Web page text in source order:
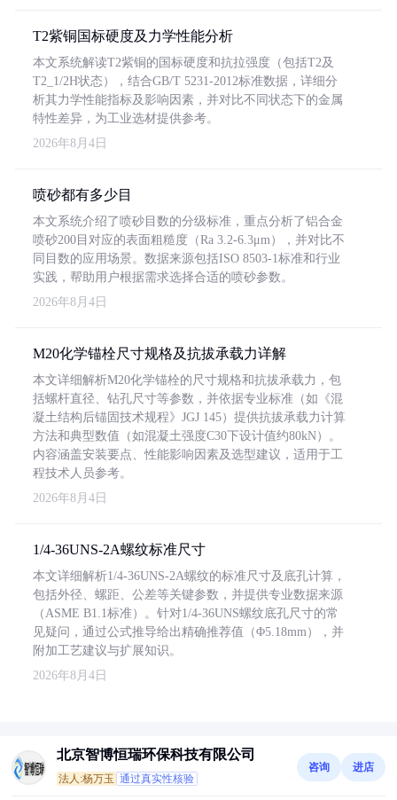
T2紫铜国标硬度及力学性能分析
本文系统解读T2紫铜的国标硬度和抗拉强度（包括T2及
T2_1/2H状态），结合GB/T 5231-2012标准数据，详细分
析其力学性能指标及影响因素，并对比不同状态下的金属
特性差异，为工业选材提供参考。
2026年8月4日
喷砂都有多少目
本文系统介绍了喷砂目数的分级标准，重点分析了铝合金
喷砂200目对应的表面粗糙度（Ra 3.2-6.3μm），并对比不
同目数的应用场景。数据来源包括ISO 8503-1标准和行业
实践，帮助用户根据需求选择合适的喷砂参数。
2026年8月4日
M20化学锚栓尺寸规格及抗拔承载力详解
本文详细解析M20化学锚栓的尺寸规格和抗拔承载力，包
括螺杆直径、钻孔尺寸等参数，并依据专业标准（如《混
凝土结构后锚固技术规程》JGJ 145）提供抗拔承载力计算
方法和典型数值（如混凝土强度C30下设计值约80kN）。
内容涵盖安装要点、性能影响因素及选型建议，适用于工
程技术人员参考。
2026年8月4日
1/4-36UNS-2A螺纹标准尺寸
本文详细解析1/4-36UNS-2A螺纹的标准尺寸及底孔计算，
包括外径、螺距、公差等关键参数，并提供专业数据来源
（ASME B1.1标准）。针对1/4-36UNS螺纹底孔尺寸的常
见疑问，通过公式推导给出精确推荐值（Φ5.18mm），并
附加工艺建议与扩展知识。
2026年8月4日
北京智博恒瑞环保科技有限公司
法人:杨万玉 通过真实性核验
咨询 进店